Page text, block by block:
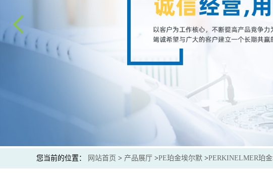
您当前的位置： 网站首页 > 产品展厅 >PE珀金埃尔默 >PERKINELMER珀